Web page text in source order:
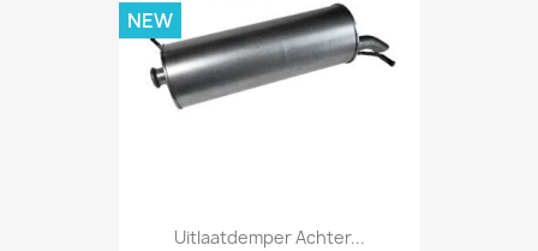
Uitlaatdemper Achter...
NEW